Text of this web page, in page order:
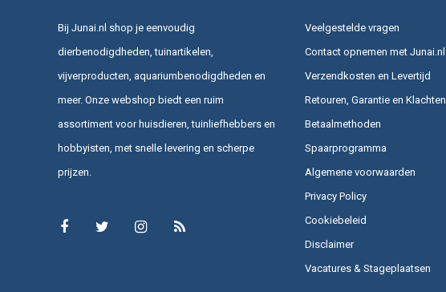
Bij Junai.nl shop je eenvoudig
dierbenodigdheden, tuinartikelen,
vijverproducten, aquariumbenodigdheden en
meer. Onze webshop biedt een ruim
assortiment voor huisdieren, tuinliefhebbers en
hobbyisten, met snelle levering en scherpe
prijzen.
Veelgestelde vragen
Contact opnemen met Junai.nl
Verzendkosten en Levertijd
Retouren, Garantie en Klachten
Betaalmethoden
Spaarprogramma
Algemene voorwaarden
Privacy Policy
Cookiebeleid
Disclaimer
Vacatures & Stageplaatsen